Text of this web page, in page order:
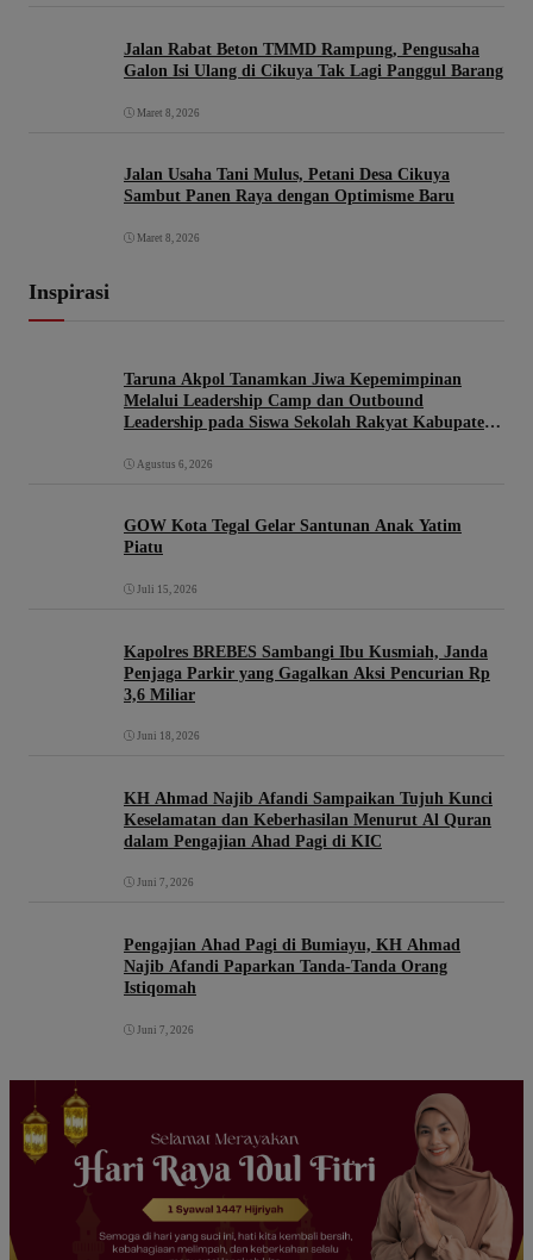
Jalan Rabat Beton TMMD Rampung, Pengusaha
Galon Isi Ulang di Cikuya Tak Lagi Panggul Barang
Maret 8, 2026
Jalan Usaha Tani Mulus, Petani Desa Cikuya
Sambut Panen Raya dengan Optimisme Baru
Maret 8, 2026
Inspirasi
Taruna Akpol Tanamkan Jiwa Kepemimpinan
Melalui Leadership Camp dan Outbound
Leadership pada Siswa Sekolah Rakyat Kabupaten
Agustus 6, 2026
GOW Kota Tegal Gelar Santunan Anak Yatim
Piatu
Juli 15, 2026
Kapolres BREBES Sambangi Ibu Kusmiah, Janda
Penjaga Parkir yang Gagalkan Aksi Pencurian Rp
3,6 Miliar
Juni 18, 2026
KH Ahmad Najib Afandi Sampaikan Tujuh Kunci
Keselamatan dan Keberhasilan Menurut Al Quran
dalam Pengajian Ahad Pagi di KIC
Juni 7, 2026
Pengajian Ahad Pagi di Bumiayu, KH Ahmad
Najib Afandi Paparkan Tanda-Tanda Orang
Istiqomah
Juni 7, 2026